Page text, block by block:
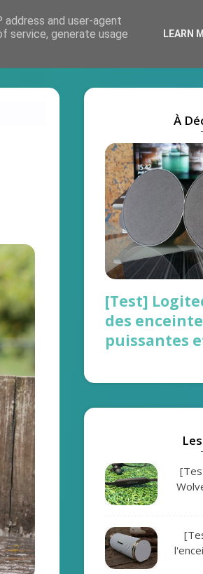
Accueil Actus
À
[Test]
des
puissantes
and user-agent
service, generate usage
LEARN